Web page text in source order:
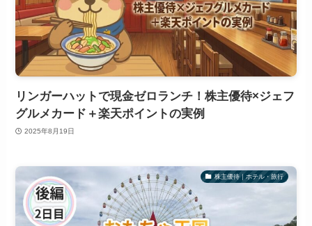
リンガーハットで現金ゼロランチ！株主優待×ジェフ
グルメカード＋楽天ポイントの実例
2025年8月19日
株主優待｜ホテル・旅行